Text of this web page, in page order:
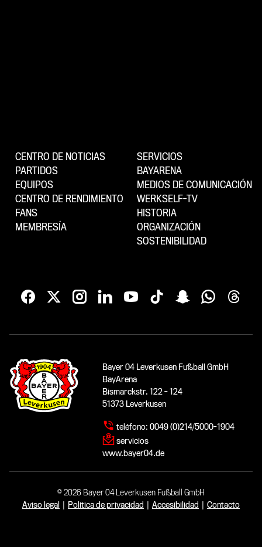
CENTRO DE NOTICIAS
PARTIDOS
EQUIPOS
CENTRO DE RENDIMIENTO
FANS
MEMBRESÍA
SERVICIOS
BAYARENA
MEDIOS DE COMUNICACIÓN
WERKSELF-TV
HISTORIA
ORGANIZACIÓN
SOSTENIBILIDAD
Bayer 04 Leverkusen Fußball GmbH
BayArena
Bismarckstr. 122 - 124
51373 Leverkusen
teléfono: 0049 (0)214/5000-1904
servicios
www.bayer04.de
© 2026 Bayer 04 Leverkusen Fußball GmbH
Aviso legal | Política de privacidad | Accesibilidad | Contacto